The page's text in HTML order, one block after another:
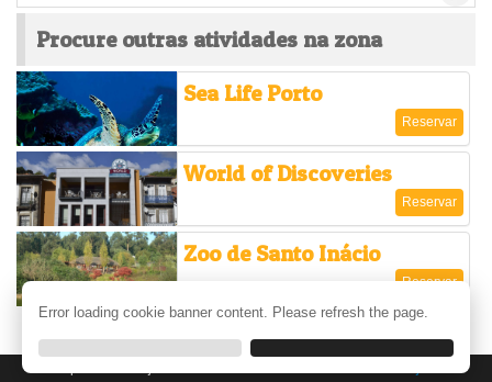
Procure outras atividades na zona
Sea Life Porto
Reservar
World of Discoveries
Reservar
Zoo de Santo Inácio
Reservar
Error loading cookie banner content. Please refresh the page.